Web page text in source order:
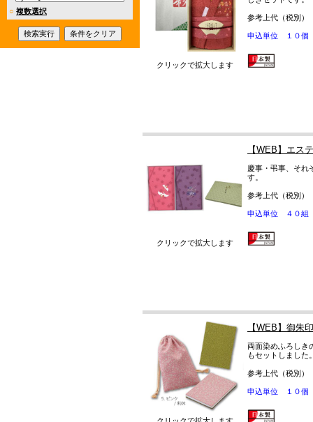
○ 複数選択
クリックで拡大します
参考上代（税別）
申込単位 １０個
クリックで拡大します
【WEB】エス
慶事・弔事、それ
す。
参考上代（税別）
申込単位 ４０組
クリックで拡大します
【WEB】御朱
両面染めふろしき
もセットしました
参考上代（税別）
申込単位 １０個